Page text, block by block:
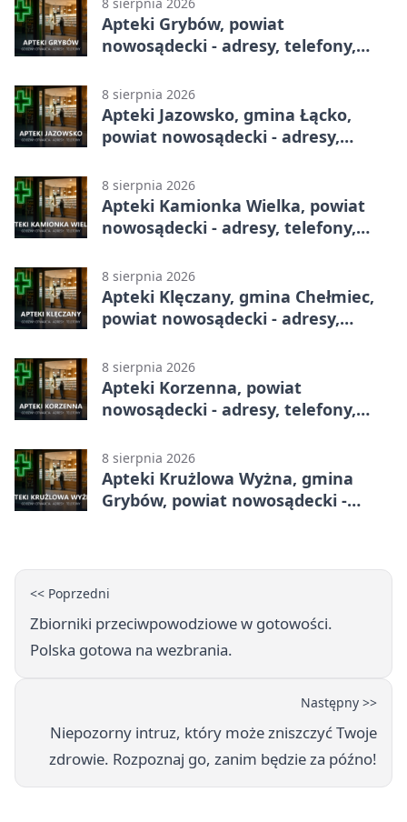
Apteki Grybów, powiat
nowosądecki - adresy, telefony,
8 sierpnia 2026
Apteki Jazowsko, gmina Łącko,
powiat nowosądecki - adresy,
8 sierpnia 2026
Apteki Kamionka Wielka, powiat
nowosądecki - adresy, telefony,
8 sierpnia 2026
Apteki Klęczany, gmina Chełmiec,
powiat nowosądecki - adresy,
8 sierpnia 2026
Apteki Korzenna, powiat
nowosądecki - adresy, telefony,
8 sierpnia 2026
Apteki Krużlowa Wyżna, gmina
Grybów, powiat nowosądecki -
<< Poprzedni
Zbiorniki przeciwpowodziowe w gotowości.
Polska gotowa na wezbrania.
Następny >>
Niepozorny intruz, który może zniszczyć Twoje
zdrowie. Rozpoznaj go, zanim będzie za późno!